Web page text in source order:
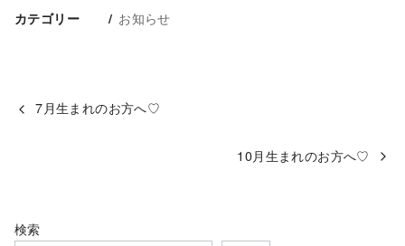
カテゴリー お知らせ
7月生まれのお方へ♡
10月生まれのお方へ♡
検索